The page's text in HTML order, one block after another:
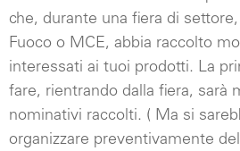
che, durante una fiera di
Fuoco o MCE, abbia raccolto
interessati ai tuoi prodotti. La
fare, rientrando dalla fiera, sarà
nominativi raccolti. ( Ma si
organizzare preventivamente